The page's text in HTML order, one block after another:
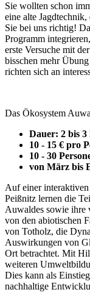
Sie wollten schon
eine alte
Sie bei uns richtig!
Programm
erste Versuche mit
bisschen mehr
richten sich an
Das Ökosystem
Dauer: 2 bis 3
10 - 15 € pro
10 - 30
von März bis
Auf einer
Peißnitz lernen die
Auwaldes sowie ihre
von den abiotischen
von Totholz, die
Auswirkungen von
Ort betrachtet. Mit
weiteren
Dies kann als
nachhaltige